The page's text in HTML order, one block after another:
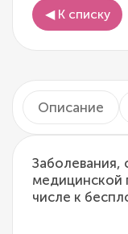
◀ К списку
Описание
медицинской
числе к